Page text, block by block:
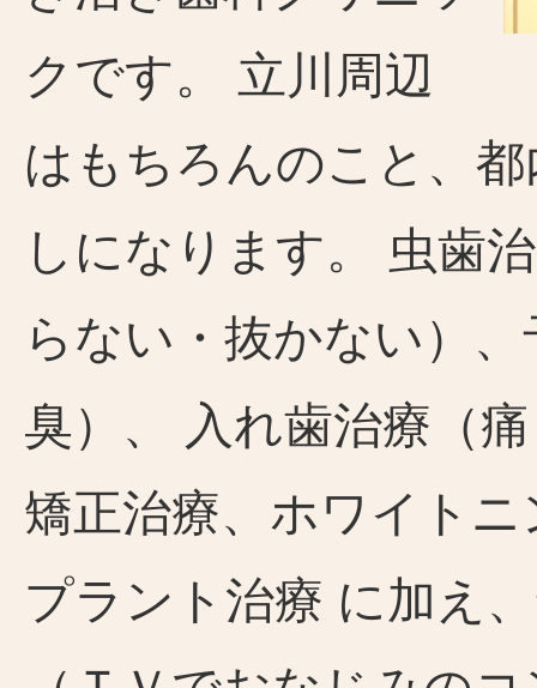
クです。 立川周辺
はもちろんのこと、
しになります。 虫歯
らない・抜かない）
臭）、 入れ歯治療（
矯正治療、ホワイト
プラント治療 に加え